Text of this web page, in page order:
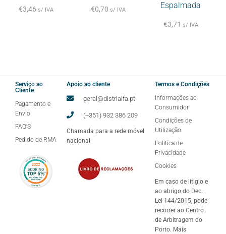
€3,46 s/ IVA €0,70 s/ IVA
Espalmada
€3,71 s/ IVA
Serviço ao
Cliente
Pagamento e
Envio
FAQ'S
Pedido de RMA
Apoio ao cliente
geral@distrialfa.pt
(+351) 932 386 209
Chamada para a rede móvel
nacional
Termos e Condições
Informações ao
Consumidor
Condições de
Utilização
Politíca de
Privacidade
Cookies
Em caso de litigio e
ao abrigo do Dec.
Lei 144/2015, pode
recorrer ao Centro
de Arbitragem do
Porto. Mais